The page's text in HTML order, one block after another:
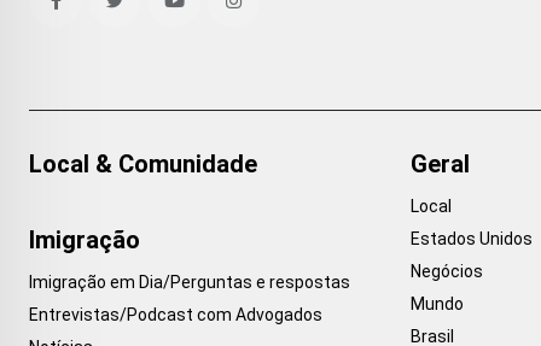
Local & Comunidade
Imigração
Imigração em Dia/Perguntas e respostas
Entrevistas/Podcast com Advogados
Geral
Local
Estados Unidos
Negócios
Mundo
Brasil